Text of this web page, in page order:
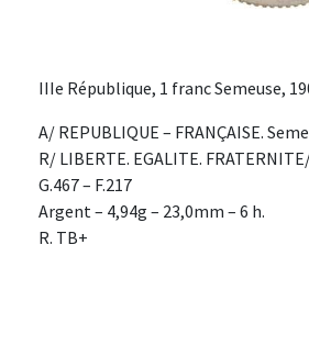
IIIe République, 1 franc Semeuse,
A/ REPUBLIQUE – FRANÇAISE.
R/ LIBERTE. EGALITE.
G.467 – F.217
Argent – 4,94g – 23,0mm – 6 h.
R. TB+